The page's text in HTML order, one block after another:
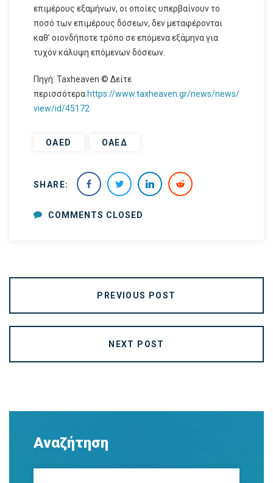
επιμέρους εξαμήνων, οι οποίες υπερβαίνουν το
ποσό των επιμέρους δόσεων, δεν μεταφέρονται
καθ’ οιονδήποτε τρόπο σε επόμενα εξάμηνα για
τυχόν κάλυψη επόμενων δόσεων.
Πηγή: Taxheaven © Δείτε
περισσότερα https://www.taxheaven.gr/news/news/
view/id/45172
OAED ΟΑΕΔ
SHARE:
COMMENTS CLOSED
PREVIOUS POST
NEXT POST
Αναζήτηση